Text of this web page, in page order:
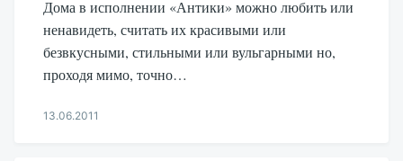
Дома в исполнении «Антики» можно любить или
ненавидеть, считать их красивыми или
безвкусными, стильными или вульгарными но,
проходя мимо, точно…
13.06.2011